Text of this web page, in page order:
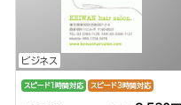
ビジネス
スピード1時間対応 スピード3時間対応